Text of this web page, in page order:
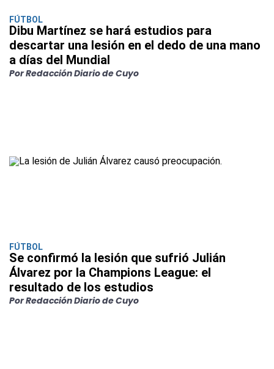
FÚTBOL
Dibu Martínez se hará estudios para
descartar una lesión en el dedo de una mano
a días del Mundial
Por Redacción Diario de Cuyo
FÚTBOL
Se confirmó la lesión que sufrió Julián
Álvarez por la Champions League: el
resultado de los estudios
Por Redacción Diario de Cuyo